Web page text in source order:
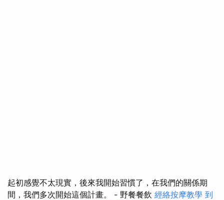
起初感覺不太現實，後來我開始習慣了，在我們的關係期
間，我們多次開始這個計畫。 - 野餐餐飲 經絡按摩教學 到